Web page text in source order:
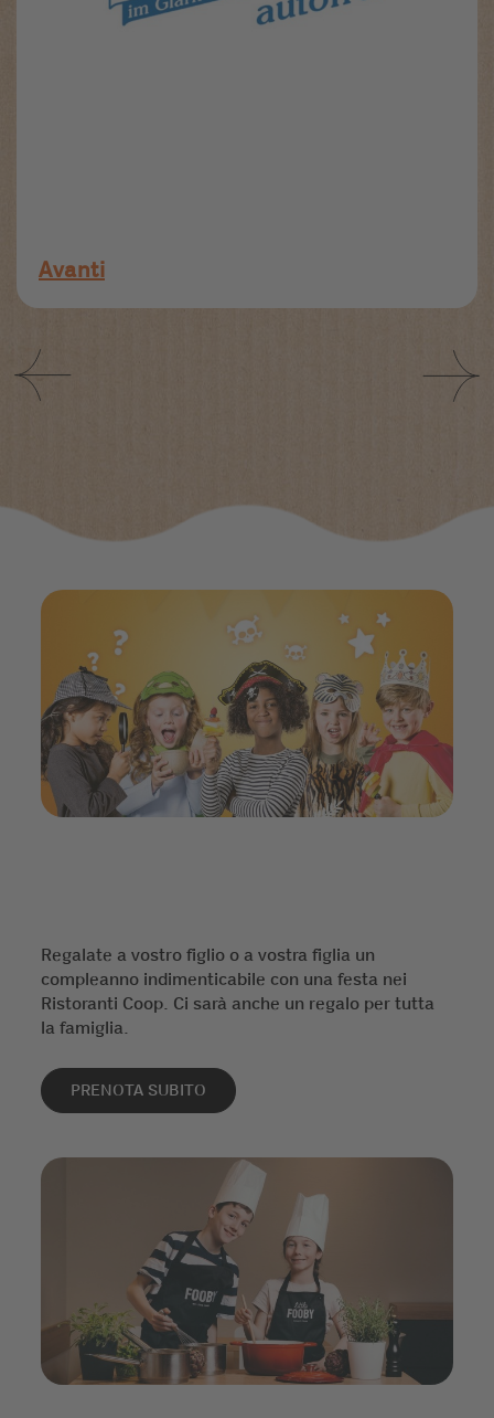
Avanti
Regalate a vostro figlio o a vostra figlia un
compleanno indimenticabile con una festa nei
Ristoranti Coop. Ci sarà anche un regalo per tutta
la famiglia.
PRENOTA SUBITO